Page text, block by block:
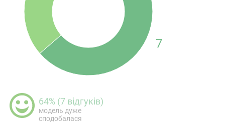
7
64% (7 відгуків)
модель дуже
сподобалася